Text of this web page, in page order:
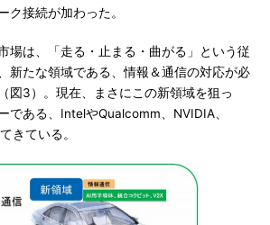
ク接続が加わった。
場は、「走る・止まる・曲がる」という従
新たな領域である、情報＆通信の対応が必
図3）。現在、まさにこの新領域を狙っ
である、IntelやQualcomm、NVIDIA、
きている。